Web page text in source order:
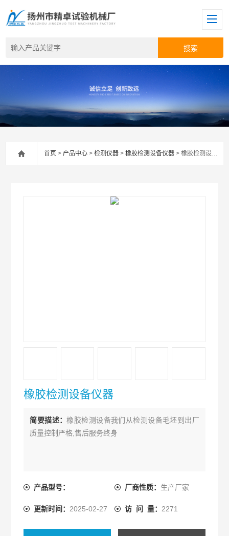
首页 >产品中心 >检测仪器 >橡胶检测设备仪器 > 橡胶检测设备仪器
橡胶检测设备仪器
简要描述：橡胶检测设备我们从检测设备毛坯到出厂
质量控制严格,售后服务终身
产品型号： 厂商性质： 生产厂家
更新时间： 2025-02-27 访 问 量： 2271